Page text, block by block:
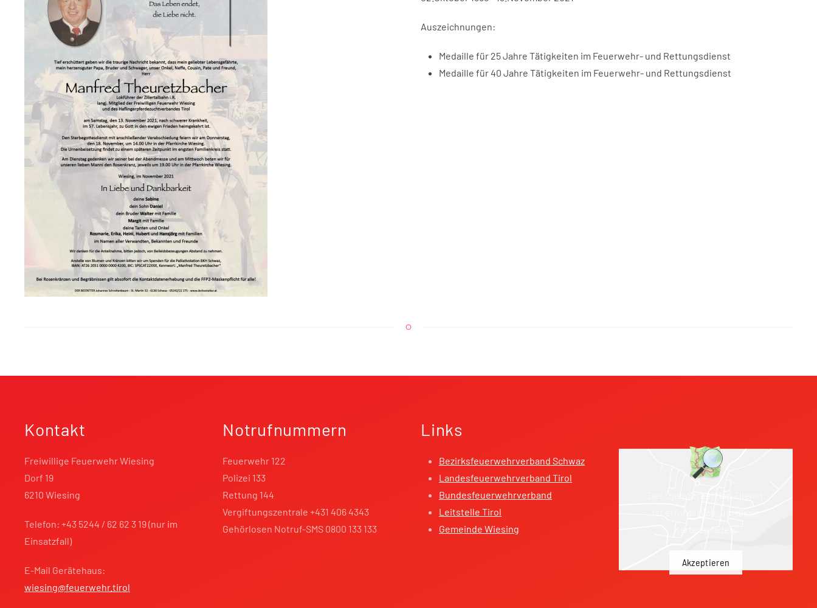
Auszeichnungen:
Medaille für 25 Jahre Tätigkeiten im Feuerwehr- und Rettungsdienst
Medaille für 40 Jahre Tätigkeiten im Feuerwehr- und Rettungsdienst
Kontakt
Freiwillige Feuerwehr Wiesing
Dorf 19
6210 Wiesing
Telefon: +43 5244 / 62 62 3 19 (nur im
Einsatzfall)
E-Mail Gerätehaus:
wiesing@feuerwehr.tirol
Notrufnummern
Feuerwehr 122
Polizei 133
Rettung 144
Vergiftungszentrale +431 406 4343
Gehörlosen Notruf-SMS 0800 133 133
Links
Bezirksfeuerwehrverband Schwaz
Landesfeuerwehrverband Tirol
Bundesfeuerwehrverband
Leitstelle Tirol
Gemeinde Wiesing
Akzeptieren